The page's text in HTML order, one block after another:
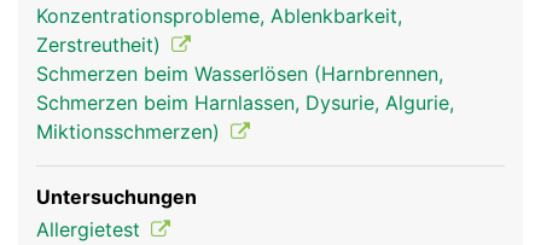
Konzentrationsprobleme, Ablenkbarkeit,
Zerstreutheit)
Schmerzen beim Wasserlösen (Harnbrennen,
Schmerzen beim Harnlassen, Dysurie, Algurie,
Miktionsschmerzen)
Untersuchungen
Allergietest